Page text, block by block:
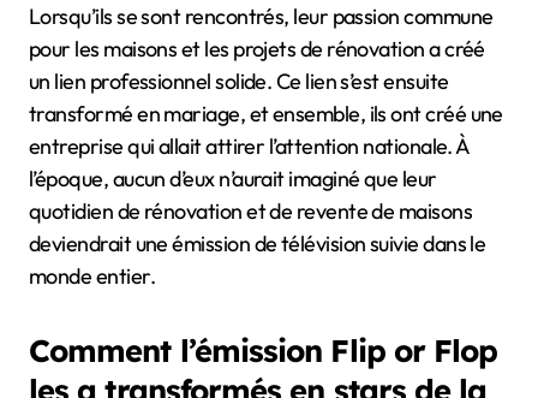
Lorsqu’ils se sont rencontrés, leur passion commune
pour les maisons et les projets de rénovation a créé
un lien professionnel solide. Ce lien s’est ensuite
transformé en mariage, et ensemble, ils ont créé une
entreprise qui allait attirer l’attention nationale. À
l’époque, aucun d’eux n’aurait imaginé que leur
quotidien de rénovation et de revente de maisons
deviendrait une émission de télévision suivie dans le
monde entier.
Comment l’émission Flip or Flop
les a transformés en stars de la